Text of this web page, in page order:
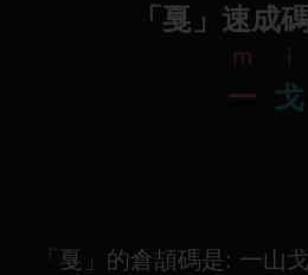
「戛」速成
m
一
i
戈
「戛」的倉頡碼是: 一山